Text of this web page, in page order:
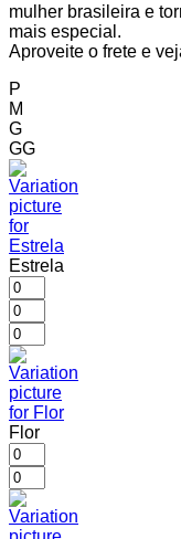
mulher brasileira e
mais especial.
Aproveite o frete e
P
M
G
GG
Estrela
Flor